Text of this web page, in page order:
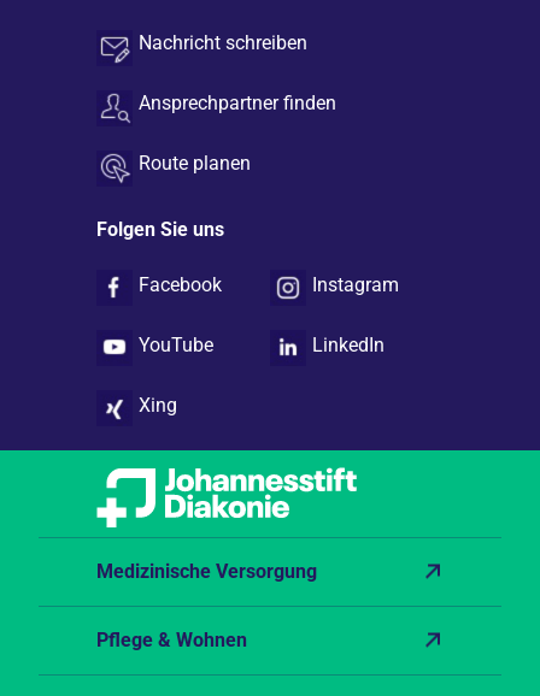
Nachricht schreiben
Ansprechpartner finden
Route planen
Folgen Sie uns
Facebook Instagram
YouTube LinkedIn
Xing
Medizinische Versorgung
Pflege & Wohnen